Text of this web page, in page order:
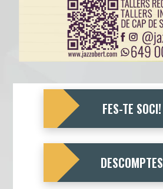
FES-TE SOCI!
DESCOMPTES